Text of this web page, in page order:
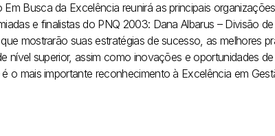
Em Busca da Excelência reunirá as principais
e finalistas do PNQ 2003: Dana Albarus – Divisão
mostrarão suas estratégias de sucesso, as melhores
nível superior, assim como inovações e oportunidades
é o mais importante reconhecimento à Excelência em